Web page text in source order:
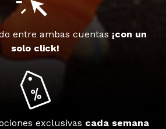
entre ambas cuentas ¡con un
solo click!
exclusivas cada semana